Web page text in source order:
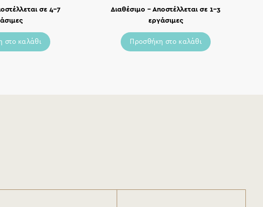
σε 4-7
στο καλάθι
Διαθέσιμο – Αποστέλλεται σε 1-3
εργάσιμες
Προσθήκη στο καλάθι